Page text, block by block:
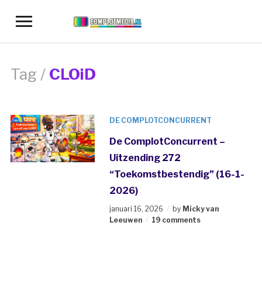
Toggle
navigation
Tag / CLOiD
DE COMPLOTCONCURRENT
De ComplotConcurrent –
Uitzending 272
“Toekomstbestendig” (16-1-
2026)
januari 16, 2026 by Micky van
Leeuwen
19 comments